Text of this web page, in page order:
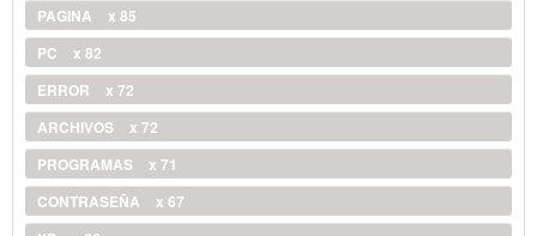
PAGINA
x 85
PC
x 82
ERROR
x 72
ARCHIVOS
x 72
PROGRAMAS
x 71
CONTRASEÑA
x 67